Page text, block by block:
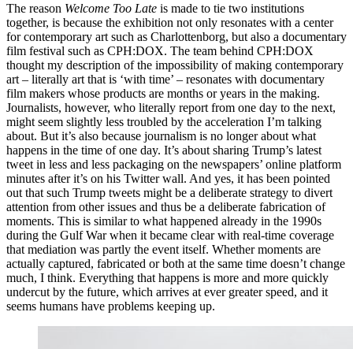
The reason Welcome Too Late is made to tie two institutions
together, is because the exhibition not only resonates with a center
for contemporary art such as Charlottenborg, but also a documentary
film festival such as CPH:DOX. The team behind CPH:DOX
thought my description of the impossibility of making contemporary
art – literally art that is ‘with time’ – resonates with documentary
film makers whose products are months or years in the making.
Journalists, however, who literally report from one day to the next,
might seem slightly less troubled by the acceleration I’m talking
about. But it’s also because journalism is no longer about what
happens in the time of one day. It’s about sharing Trump’s latest
tweet in less and less packaging on the newspapers’ online platform
minutes after it’s on his Twitter wall. And yes, it has been pointed
out that such Trump tweets might be a deliberate strategy to divert
attention from other issues and thus be a deliberate fabrication of
moments. This is similar to what happened already in the 1990s
during the Gulf War when it became clear with real-time coverage
that mediation was partly the event itself. Whether moments are
actually captured, fabricated or both at the same time doesn’t change
much, I think. Everything that happens is more and more quickly
undercut by the future, which arrives at ever greater speed, and it
seems humans have problems keeping up.